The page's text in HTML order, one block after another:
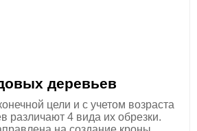
деревьев
цели и с учетом возраста
различают 4 вида их обрезки.